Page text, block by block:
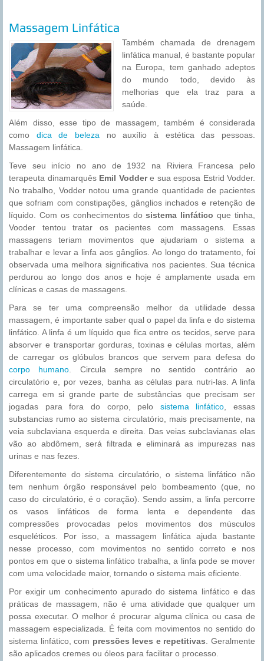
Massagem Linfática
Também chamada de drenagem
linfática manual, é bastante popular
na Europa, tem ganhado adeptos
do mundo todo, devido às
melhorias que ela traz para a
saúde.
Além disso, esse tipo de massagem, também é considerada
como dica de beleza no auxílio à estética das pessoas.
Massagem linfática.
Teve seu início no ano de 1932 na Riviera Francesa pelo
terapeuta dinamarquês Emil Voddere sua esposa Estrid Vodder.
No trabalho, Vodder notou uma grande quantidade de pacientes
que sofriam com constipações, gânglios inchados e retenção de
líquido. Com os conhecimentos dosistema linfático que tinha,
Vooder tentou tratar os pacientes com massagens. Essas
massagens teriam movimentos que ajudariam o sistema a
trabalhar e levar a linfa aos gânglios. Ao longo do tratamento, foi
observada uma melhora significativa nos pacientes. Sua técnica
perdurou ao longo dos anos e hoje é amplamente usada em
clínicas e casas de massagens.
Para se ter uma compreensão melhor da utilidade dessa
massagem, é importante saber qual o papel da linfa e do sistema
linfático. A linfa é um líquido que fica entre os tecidos, serve para
absorver e transportar gorduras, toxinas e células mortas, além
de carregar os glóbulos brancos que servem para defesa do
corpo humano . Circula sempre no sentido contrário ao
circulatório e, por vezes, banha as células para nutri-las. A linfa
carrega em si grande parte de substâncias que precisam ser
jogadas para fora do corpo, pelo sistema linfático , essas
substancias rumo ao sistema circulatório, mais precisamente, na
veia subclaviana esquerda e direita. Das veias subclavianas elas
vão ao abdômem, será filtrada e eliminará as impurezas nas
urinas e nas fezes.
Diferentemente do sistema circulatório, o sistema linfático não
tem nenhum órgão responsável pelo bombeamento (que, no
caso do circulatório, é o coração). Sendo assim, a linfa percorre
os vasos linfáticos de forma lenta e dependente das
compressões provocadas pelos movimentos dos músculos
esqueléticos. Por isso, a massagem linfática ajuda bastante
nesse processo, com movimentos no sentido correto e nos
pontos em que o sistema linfático trabalha, a linfa pode se mover
com uma velocidade maior, tornando o sistema mais eficiente.
Por exigir um conhecimento apurado do sistema linfático e das
práticas de massagem, não é uma atividade que qualquer um
possa executar. O melhor é procurar alguma clínica ou casa de
massagem especializada. É feita com movimentos no sentido do
sistema linfático, com pressões leves e repetitivas . Geralmente
são aplicados cremes ou óleos para facilitar o processo.